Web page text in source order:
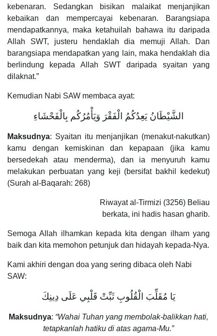
kebenaran. Sedangkan bisikan malaikat menjanjikan
kebaikan dan mempercayai kebenaran. Barangsiapa
mendapatkannya, maka ketahuilah bahawa itu daripada
Allah SWT, justeru hendaklah dia memuji Allah. Dan
barangsiapa mendapatkan yang lain, maka hendaklah dia
berlindung kepada Allah SWT daripada syaitan yang
dilaknat.”
Kemudian Nabi SAW membaca ayat:
الشَّيْطَانُ يَعِدُكُمُ الْفَقْرَ وَيَأْمُرُكُم بِالْفَحْشَاءِ
Maksudnya: Syaitan itu menjanjikan (menakut-nakutkan)
kamu dengan kemiskinan dan kepapaan (jika kamu
bersedekah atau menderma), dan ia menyuruh kamu
melakukan perbuatan yang keji (bersifat bakhil kedekut)
(Surah al-Baqarah: 268)
Riwayat al-Tirmizi (3256) Beliau
berkata, ini hadis hasan gharib.
Semoga Allah ilhamkan kepada kita dengan ilham yang
baik dan kita memohon petunjuk dan hidayah kepada-Nya.
Kami akhiri dengan doa yang sering dibaca oleh Nabi
SAW:
يَا مُقَلِّبَ الْقُلُوبِ ثَبِّتْ قَلْبِي عَلَى دِينِكَ
Maksudnya: “Wahai Tuhan yang membolak-balikkan hati,
tetapkanlah hatiku di atas agama-Mu.”